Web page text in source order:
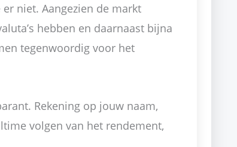
niet. Aangezien de markt
hebben en daarnaast bijna
tegenwoordig voor het
Rekening op jouw naam,
volgen van het rendement,